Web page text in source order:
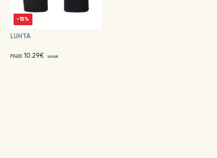
-15%
LUHTA
nuo 10.29€ 12.10€